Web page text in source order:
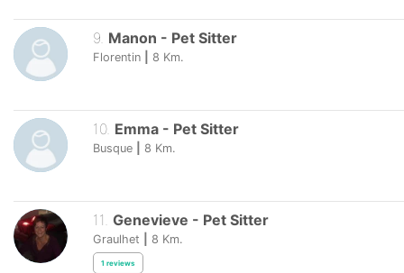
9 Manon - Pet Sitter
Florentin 8 Km.
10. Emma - Pet Sitter
Busque 8 Km.
11 Genevieve - Pet Sitter
Graulhet 8 Km.
1 reviews